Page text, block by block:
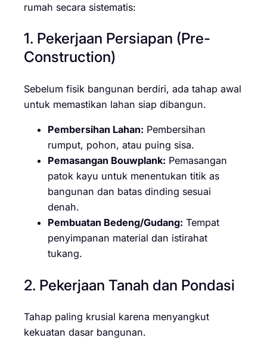
rumah secara sistematis:
1. Pekerjaan Persiapan (Pre-
Construction)
Sebelum fisik bangunan berdiri, ada tahap awal
untuk memastikan lahan siap dibangun.
Pembersihan Lahan: Pembersihan
rumput, pohon, atau puing sisa.
Pemasangan Bouwplank: Pemasangan
patok kayu untuk menentukan titik as
bangunan dan batas dinding sesuai
denah.
Pembuatan Bedeng/Gudang: Tempat
penyimpanan material dan istirahat
tukang.
2. Pekerjaan Tanah dan Pondasi
Tahap paling krusial karena menyangkut
kekuatan dasar bangunan.